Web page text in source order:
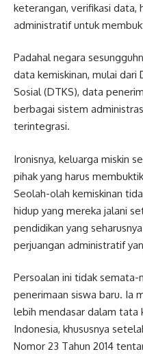
keterangan, verifikasi data,
administratif untuk
Padahal negara
data kemiskinan, mulai
Sosial (DTKS), data
berbagai sistem
terintegrasi.
Ironisnya, keluarga miskin
pihak yang harus
Seolah-olah kemiskinan
hidup yang mereka jalani
pendidikan yang
perjuangan administratif
Persoalan ini tidak
penerimaan siswa baru. Ia
lebih mendasar dalam tata
Indonesia, khususnya
Nomor 23 Tahun 2014